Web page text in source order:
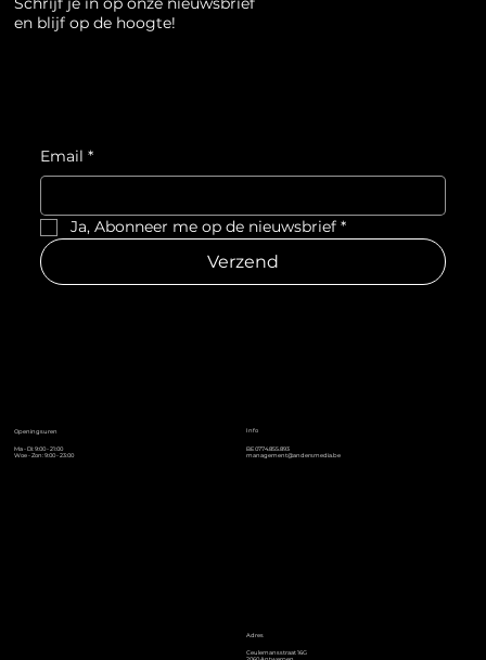
en blijf op de hoogte!
Email *
Ja, Abonneer me op de nieuwsbrief *
Verzend
Info
BE0774.855.893
management@andersmedia.be
Openingsuren
Ma - Di: 9:00 - 21:00
Woe - Zon: 9:00 - 23:00
Adres
Ceulemansstraat 16G